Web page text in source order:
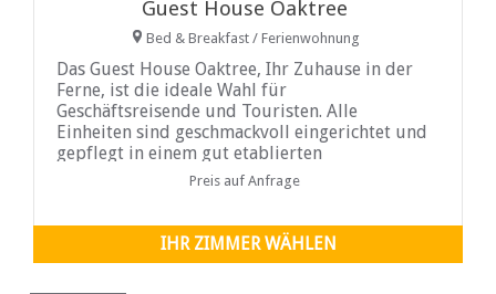
Guest House Oaktree
Bed & Breakfast / Ferienwohnung
Das Guest House Oaktree, Ihr Zuhause in der
Ferne, ist die ideale Wahl für
Geschäftsreisende und Touristen. Alle
Einheiten sind geschmackvoll eingerichtet und
gepflegt in einem gut etablierten
Preis auf Anfrage
IHR ZIMMER WÄHLEN